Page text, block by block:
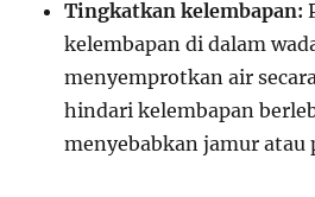
Tingkatkan kelembapan:
kelembapan di dalam
menyemprotkan air
hindari kelembapan
menyebabkan jamur atau